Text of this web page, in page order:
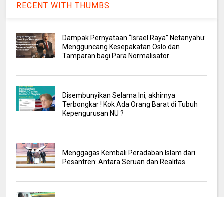
RECENT WITH THUMBS
Dampak Pernyataan “Israel Raya” Netanyahu:
Mengguncang Kesepakatan Oslo dan
Tamparan bagi Para Normalisator
Disembunyikan Selama Ini, akhirnya
Terbongkar ! Kok Ada Orang Barat di Tubuh
Kepengurusan NU ?
Menggagas Kembali Peradaban Islam dari
Pesantren: Antara Seruan dan Realitas